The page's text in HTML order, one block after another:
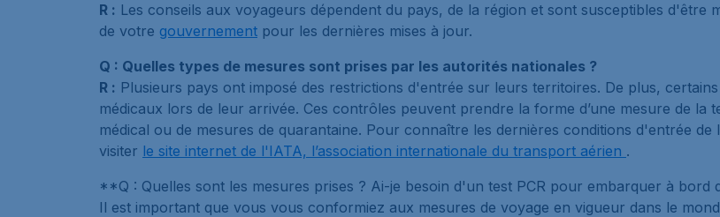
R : Les conseils aux voyageurs dépendent du pays, de la région et sont susceptibles
de votre gouvernement pour les dernières mises à jour.
Q : Quelles types de mesures sont prises par les autorités nationales ?
R : Plusieurs pays ont imposé des restrictions d'entrée sur leurs territoires. De plus,
médicaux lors de leur arrivée. Ces contrôles peuvent prendre la forme d’une mesure de la
médical ou de mesures de quarantaine. Pour connaître les dernières conditions d'entrée
visiter le site internet de l'IATA, l’association internationale du transport aérien .
**Q : Quelles sont les mesures prises ? Ai-je besoin d'un test PCR pour embarquer à bord
Il est important que vous vous conformiez aux mesures de voyage en vigueur dans le